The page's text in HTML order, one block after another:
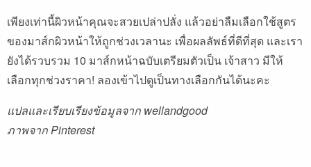
เพียงเท่านี้ผิวหน้าคุณจะสวยเปล่าปลั่ง แล้วอย่าลืมเลือกใช้สูตร
ของมาส์กผิวหน้าให้ถูกช่วงเวลานะ เพื่อผลลัพธ์ที่ดีที่สุด และเรา
ยังได้รวบรวม 10 มาส์กหน้าฉบับเตรียมตัวเป็น เจ้าสาว มีให้
เลือกทุกช่วงราคา! ลองเข้าไปดูเป็นทางเลือกกันได้นะคะ
แปลและเรียบเรียงข้อมูลจาก wellandgood
ภาพจาก Pinterest